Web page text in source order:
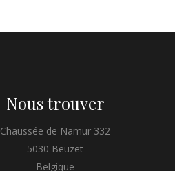
Nous trouver
Chaussée de Namur 332
5030 Beuzet
Belgique